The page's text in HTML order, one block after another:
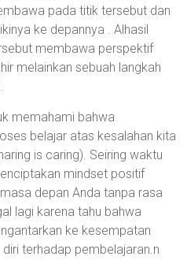
pada titik tersebut dan
ke depannya . Alhasil
membawa perspektif
melainkan sebuah langkah
memahami bahwa
belajar atas kesalahan kita
is caring). Seiring waktu
mindset positif
depan Anda tanpa rasa
lagi karena tahu bahwa
ke kesempatan
terhadap pembelajaran.n